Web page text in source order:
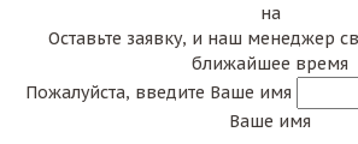
на
Оставьте заявку, и наш менеджер
ближайшее время
Пожалуйста, введите Ваше имя
Ваше имя